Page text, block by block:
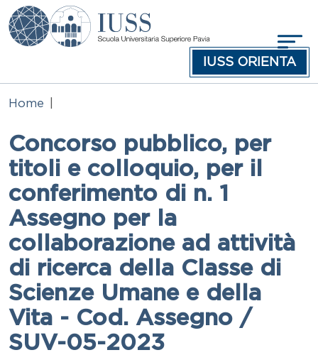
Salta al contenuto principale
IUSS ORIENTA
Home
Concorso pubblico, per
titoli e colloquio, per il
conferimento di n. 1
Assegno per la
collaborazione ad attività
di ricerca della Classe di
Scienze Umane e della
Vita - Cod. Assegno /
SUV-05-2023